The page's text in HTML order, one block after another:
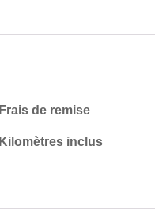
Frais de remise
Kilomètres inclus